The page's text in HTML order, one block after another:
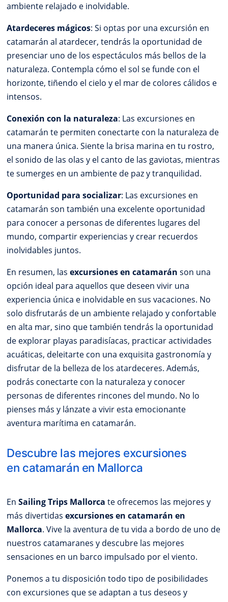
ambiente relajado e inolvidable.
Atardeceres mágicos: Si optas por una excursión en
catamarán al atardecer, tendrás la oportunidad de
presenciar uno de los espectáculos más bellos de la
naturaleza. Contempla cómo el sol se funde con el
horizonte, tiñendo el cielo y el mar de colores cálidos e
intensos.
Conexión con la naturaleza: Las excursiones en
catamarán te permiten conectarte con la naturaleza de
una manera única. Siente la brisa marina en tu rostro,
el sonido de las olas y el canto de las gaviotas, mientras
te sumerges en un ambiente de paz y tranquilidad.
Oportunidad para socializar: Las excursiones en
catamarán son también una excelente oportunidad
para conocer a personas de diferentes lugares del
mundo, compartir experiencias y crear recuerdos
inolvidables juntos.
En resumen, lasexcursiones en catamarán son una
opción ideal para aquellos que deseen vivir una
experiencia única e inolvidable en sus vacaciones. No
solo disfrutarás de un ambiente relajado y confortable
en alta mar, sino que también tendrás la oportunidad
de explorar playas paradisíacas, practicar actividades
acuáticas, deleitarte con una exquisita gastronomía y
disfrutar de la belleza de los atardeceres. Además,
podrás conectarte con la naturaleza y conocer
personas de diferentes rincones del mundo. No lo
pienses más y lánzate a vivir esta emocionante
aventura marítima en catamarán.
Descubre las mejores excursiones
en catamarán en Mallorca
EnSailing Trips Mallorca te ofrecemos las mejores y
más divertidasexcursiones en catamarán en
Mallorca. Vive la aventura de tu vida a bordo de uno de
nuestros catamaranes y descubre las mejores
sensaciones en un barco impulsado por el viento.
Ponemos a tu disposición todo tipo de posibilidades
con excursiones que se adaptan a tus deseos y